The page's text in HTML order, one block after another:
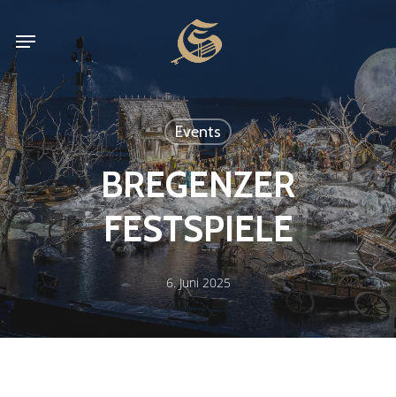
main
content
Menu
Events
BREGENZER
FESTSPIELE
6. Juni 2025